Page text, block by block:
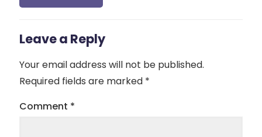
Leave a Reply
Your email address will not be published.
Required fields are marked *
Comment *